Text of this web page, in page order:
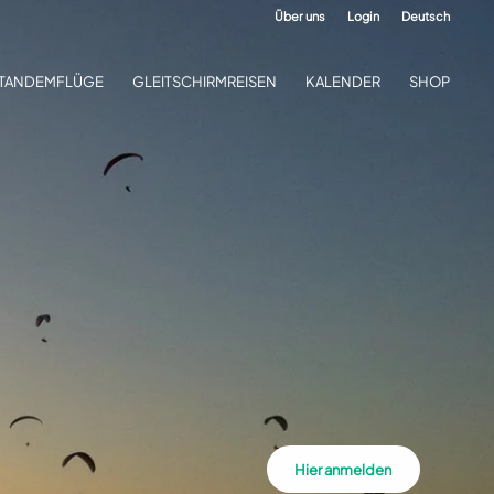
Hier anmelden
Über uns Login Deutsch
GLEITSCHIRMREISEN KALENDER SHOP